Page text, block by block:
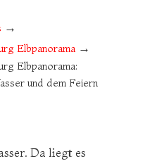
→
Elbpanorama →
Elbpanorama:
und dem Feiern
Da liegt es